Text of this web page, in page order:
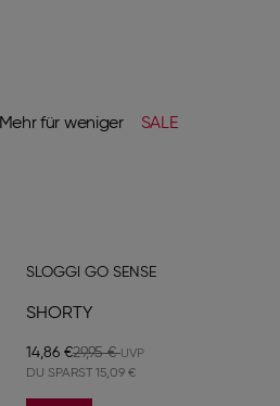
Mehr für weniger SALE
SLOGGI GO SENSE
SHORTY
14,86 €29,95 €
DU SPARST 15,09 €